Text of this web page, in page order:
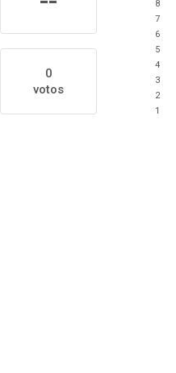
0
votos
8
7
6
5
4
3
2
1